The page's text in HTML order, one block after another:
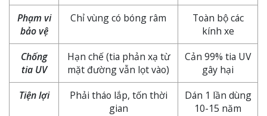
Phạm vi
bảo vệ
Chỉ vùng có bóng râm
Toàn bộ các
kính xe
Chống
tia UV
Hạn chế (tia phản xạ từ
mặt đường vẫn lọt vào)
Cản 99% tia UV
gây hại
Tiện lợi
Phải tháo lắp, tốn thời
gian
Dán 1 lần dùng
10-15 năm